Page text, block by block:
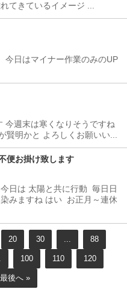
てきているイメージ ...
日はマイナー作業のみのUP
今週末は寒くなりそうですね
賢明かと よろしくお願いい...
便お掛け致します
日は 太陽と共に行動 毎日日
みますね はい お正月～連休
20 30 ... 88
100 110 120
最後へ »